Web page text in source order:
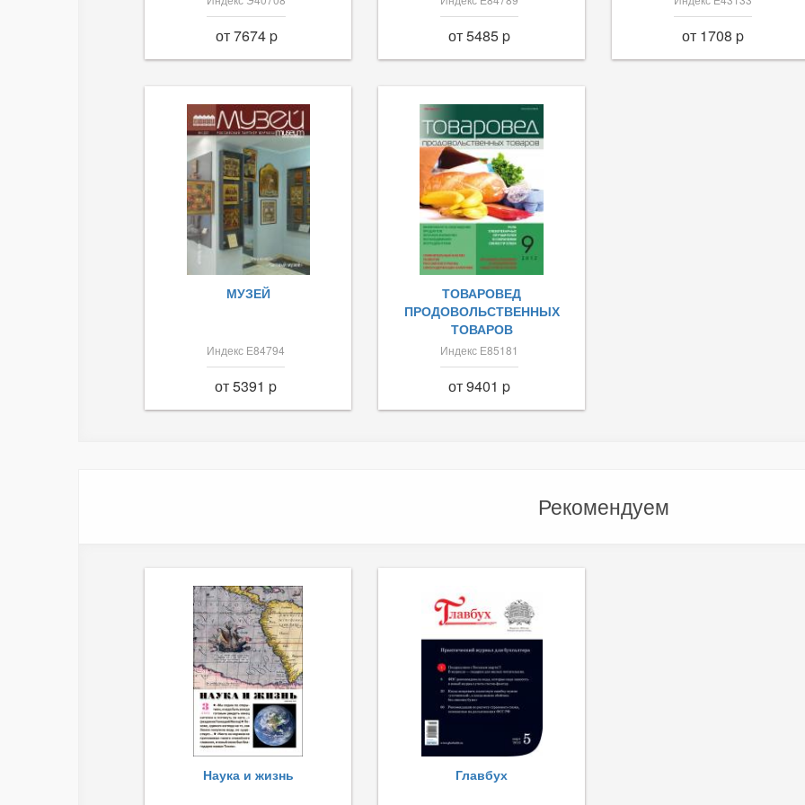
от 7674 p от 5485 p от 1708 p
МУЗЕЙ
Индекс Е84794
от 5391 p
ТОВАРОВЕД
ПРОДОВОЛЬСТВЕННЫХ
ТОВАРОВ
Индекс Е85181
от 9401 p
Рекомендуем
Наука и жизнь Главбух